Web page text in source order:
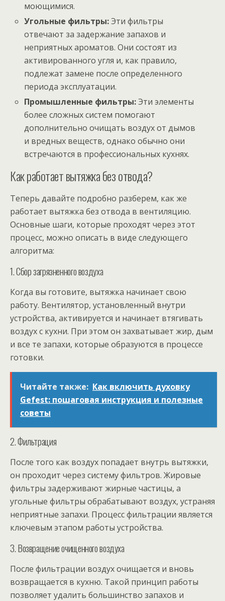
моющимися.
Угольные фильтры:Эти фильтры
отвечают за задержание запахов и
неприятных ароматов. Они состоят из
активированного угля и, как правило,
подлежат замене после определенного
периода эксплуатации.
Промышленные фильтры:Эти элементы
более сложных систем помогают
дополнительно очищать воздух от дымов
и вредных веществ, однако обычно они
встречаются в профессиональных кухнях.
Как работает вытяжка без отвода?
Теперь давайте подробно разберем, как же
работает вытяжка без отвода в вентиляцию.
Основные шаги, которые проходят через этот
процесс, можно описать в виде следующего
алгоритма:
1. Сбор загрязненного воздуха
Когда вы готовите, вытяжка начинает свою
работу. Вентилятор, установленный внутри
устройства, активируется и начинает втягивать
воздух с кухни. При этом он захватывает жир, дым
и все те запахи, которые образуются в процессе
готовки.
Читайте также: Как включить духовку
Gefest: пошаговая инструкция и полезные
советы
2. Фильтрация
После того как воздух попадает внутрь вытяжки,
он проходит через систему фильтров. Жировые
фильтры задерживают жирные частицы, а
угольные фильтры обрабатывают воздух, устраняя
неприятные запахи. Процесс фильтрации является
ключевым этапом работы устройства.
3. Возвращение очищенного воздуха
После фильтрации воздух очищается и вновь
возвращается в кухню. Такой принцип работы
позволяет удалить большинство запахов и